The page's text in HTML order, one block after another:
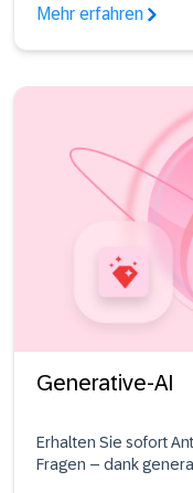
Mehr erfahren
Generative-AI
Erhalten Sie sofort
Fragen – dank